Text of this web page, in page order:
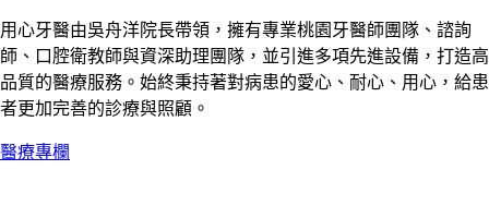
用心牙醫由吳舟洋院長帶領，擁有專業桃園牙醫師團隊、諮詢
師、口腔衛教師與資深助理團隊，並引進多項先進設備，打造高
品質的醫療服務。始終秉持著對病患的愛心、耐心、用心，給患
者更加完善的診療與照顧。
醫療專欄